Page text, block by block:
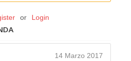
or Login
14 Marzo 2017